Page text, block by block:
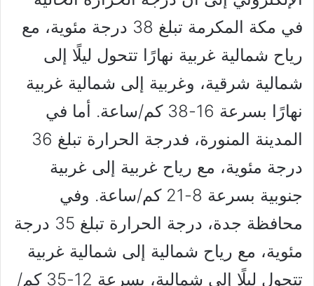
في مكة المكرمة تبلغ 38 درجة مئوية، مع
رياح شمالية غربية نهارًا تتحول ليلًا إلى
شمالية شرقية، وغربية إلى شمالية غربية
نهارًا بسرعة 16-38 كم/ساعة. أما في
المدينة المنورة، فدرجة الحرارة تبلغ 36
درجة مئوية، مع رياح غربية إلى غربية
جنوبية بسرعة 8-21 كم/ساعة. وفي
محافظة جدة، درجة الحرارة تبلغ 35 درجة
مئوية، مع رياح شمالية إلى شمالية غربية
تتحول ليلًا إلى شمالية، بسرعة 12-35 كم/